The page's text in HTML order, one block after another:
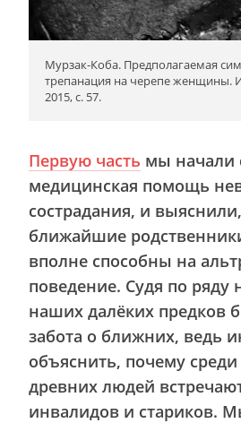
Мурзак-Коба. Предполагаемая
трепанация на черепе женщины.
2015, с. 57.
Первую часть мы начали
медицинская помощь
сострадания, и
ближайшие
вполне способны на
поведение. Судя по ряду
наших далёких предков
забота о ближних, ведь
объяснить, почему среди
древних людей
инвалидов и стариков.